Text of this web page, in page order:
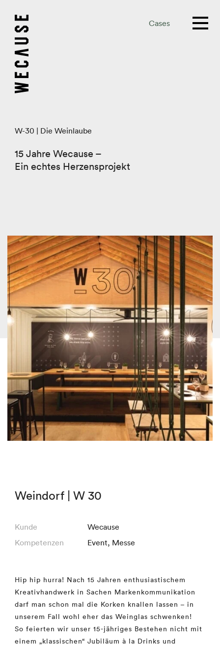
Cases
W-30 | Die Weinlaube
15 Jahre Wecause –
Ein echtes Herzensprojekt
Weindorf | W 30
Kunde
Wecause
Kompetenzen
Event, Messe
Hip hip hurra! Nach 15 Jahren enthusiastischem
Kreativhandwerk in Sachen Markenkommunikation
darf man schon mal die Korken knallen lassen – in
unserem Fall wohl eher das Weinglas schwenken!
So feierten wir unser 15-jähriges Bestehen nicht mit
einem „klassischen“ Jubiläum à la Drinks und